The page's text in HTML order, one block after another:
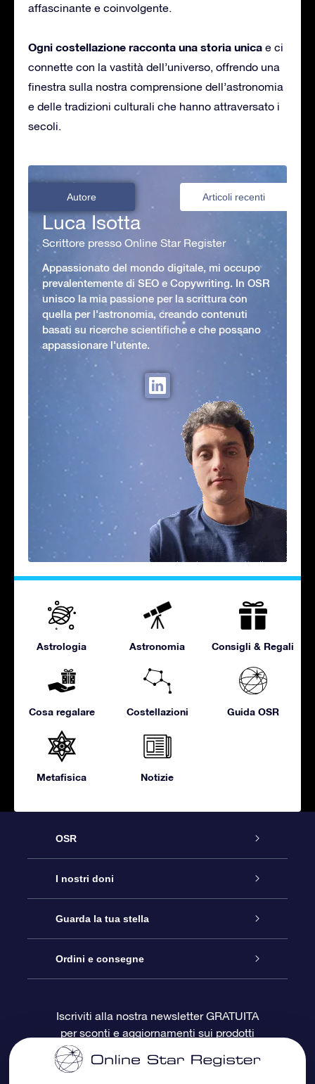
affascinante e coinvolgente.
Ogni costellazione racconta una storia unica e ci
connette con la vastità dell’universo, offrendo una
finestra sulla nostra comprensione dell’astronomia
e delle tradizioni culturali che hanno attraversato i
secoli.
Autore Articoli recenti
Luca Isotta
Scrittore presso Online Star Register
Appassionato del mondo digitale, mi occupo
prevalentemente di SEO e Copywriting. In OSR
unisco la mia passione per la scrittura con
quella per l'astronomia, creando contenuti
basati su ricerche scientifiche e che possano
appassionare l'utente.
Astrologia Astronomia Consigli & Regali
Cosa regalare Costellazioni Guida OSR
Metafisica Notizie
OSR
Assistenza
Contattaci
Blog
OSR Recensioni
I nostri doni
Online Star Gift
Pacchetto regalo OSR
Gift Card OSR
Doni aziendali
Guarda la tua stella
Registro stellare
Star Page personalizzata
One Million Stars
Ordini e consegne
Informazioni di Pagamento
Iscriviti alla nostra newsletter GRATUITA
per sconti e aggiornamenti sui prodotti